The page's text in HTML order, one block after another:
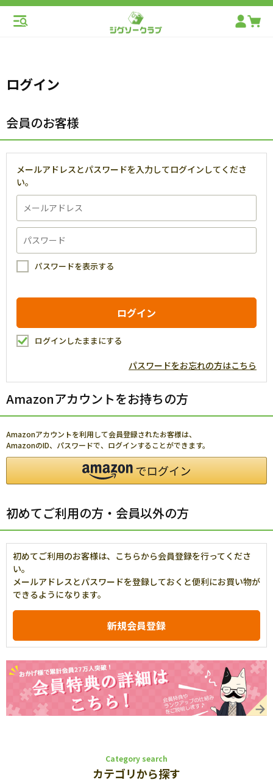
ログイン
会員のお客様
メールアドレスとパスワードを入力してログインしてくださ
い。
パスワードを表示する
ログインしたままにする
パスワードをお忘れの方はこちら
Amazonアカウントをお持ちの方
Amazonアカウントを利用して会員登録されたお客様は、
AmazonのID、パスワードで、ログインすることができます。
初めてご利用の方・会員以外の方
初めてご利用のお客様は、こちらから会員登録を行ってくださ
い。
メールアドレスとパスワードを登録しておくと便利にお買い物が
できるようになります。
Category search
カテゴリから探す